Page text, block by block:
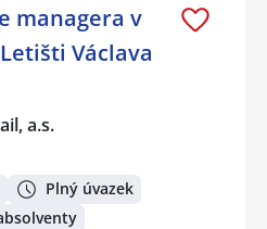
managera v
Václava
a.s.
Plný úvazek